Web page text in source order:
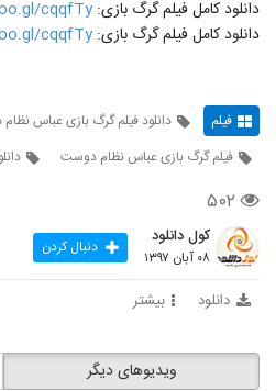
دانلود کامل فیلم گرگ بازی: cqqfTy
دانلود کامل فیلم گرگ بازی: cqqfTy
فیلم دانلود فیلم گرگ بازی عباس
فیلم گرگ بازی عباس نظام دوست
۵۰۲
کول دانلود
۰۸ آبان ۱۳۹۷ دنبال کردن
دانلود بیشتر
ویدیوهای دیگر